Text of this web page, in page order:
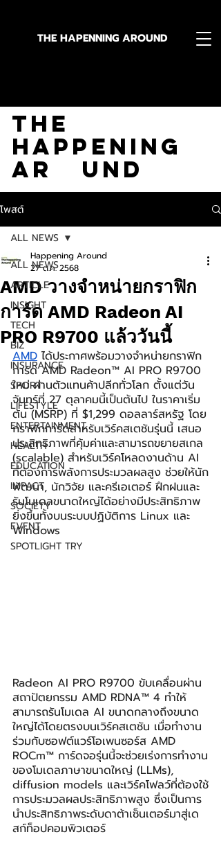
THE HAPENNING AROUND
The
Happening
Ar und
โพสต์
ALL NEWS
ARTICLE
INSIGHT
TECH
BIZ
INSURANCE
SPORT
LIFESTYLE
ENTERTAINMENT
HEALTH
EDUCATION
IMPACT
SOCIETY
EVENT
SPOTLIGHT TRY
ALL NEWS
AMD วางจำหน่ายกราฟิก
การ์ด AMD Radeon AI
PRO R9700 แล้ววันนี้
Happening Around
27 ต.ค. 2568
AMD ได้ประกาศพร้อมวางจำหน่ายกราฟิก
การ์ด AMD Radeon™ AI PRO R9700
ใหม่ ผ่านตัวแทนค้าปลีกทั่วโลก ตั้งแต่วัน
จันทร์ที่ 27 ตุลาคมนี้เป็นต้นไป ในราคาเริ่ม
ต้น (MSRP) ที่ $1,299 ดอลลาร์สหรัฐ โดย
กราฟิกการ์ดสำหรับเวิร์คสเตชันรุ่นนี้ เสนอ
ประสิทธิภาพที่คุ้มค่าและสามารถขยายสเกล
(scalable) สำหรับเวิร์คโหลดงานด้าน AI
ที่ต้องการพลังการประมวลผลสูง ช่วยให้นัก
พัฒนา, นักวิจัย และครีเอเตอร์ ฝึกฝนและ
รันโมเดลขนาดใหญ่ได้อย่างมีประสิทธิภาพ
ยิ่งขึ้นทั้งบนระบบปฏิบัติการ Linux และ
Windows
Radeon AI PRO R9700 ขับเคลื่อนผ่าน
สถาปัตยกรรม AMD RDNA™ 4 ทำให้
สามารถรันโมเดล AI ขนาดกลางถึงขนาด
ใหญ่ได้โดยตรงบนเวิร์คสเตชัน เมื่อทำงาน
ร่วมกับซอฟต์แวร์โอเพนซอร์ส AMD
ROCm™ การ์ดจอรุ่นนี้จะช่วยเร่งการทำงาน
ของโมเดลภาษาขนาดใหญ่ (LLMs),
diffusion models และเวิร์คโฟลว์ที่ต้องใช้
การประมวลผลประสิทธิภาพสูง ซึ่งเป็นการ
นำประสิทธิภาพระดับดาต้าเซ็นเตอร์มาสู่เด
สก์ท็อปคอมพิวเตอร์